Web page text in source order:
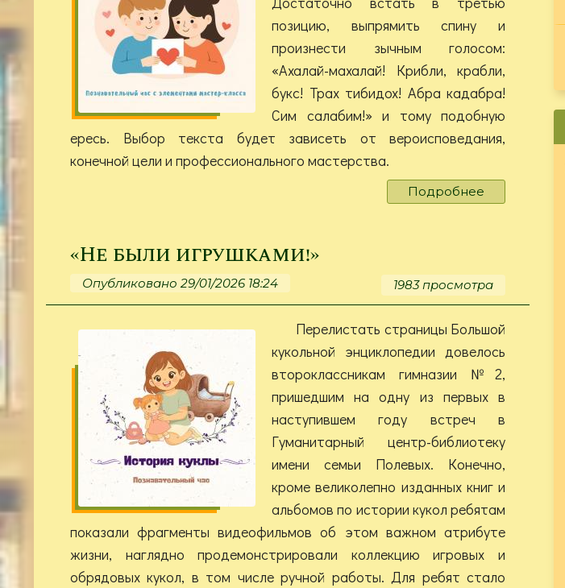
позицию, выпрямить спину и
произнести зычным голосом:
«Ахалай-махалай! Крибли, крабли,
букс! Трах тибидох! Абра кадабра!
Сим салабим!» и тому подобную
ересь. Выбор текста будет зависеть от вероисповедания,
конечной цели и профессионального мастерства.
Подробнее
Сеанс
розовых
тонах
«Не были игрушками!»
Опубликовано 29/01/2026 18:24 1983 просмотра
Перелистать страницы Большой
кукольной энциклопедии довелось
второклассникам гимназии №2,
пришедшим на одну из первых в
наступившем году встреч в
Гуманитарный центр-библиотеку
имени семьи Полевых. Конечно,
кроме великолепно изданных книг и
альбомов по истории кукол ребятам
показали фрагменты видеофильмов об этом важном атрибуте
жизни, наглядно продемонстрировали коллекцию игровых и
обрядовых кукол, в том числе ручной работы. Для ребят стало